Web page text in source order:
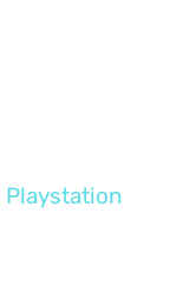
Playstation